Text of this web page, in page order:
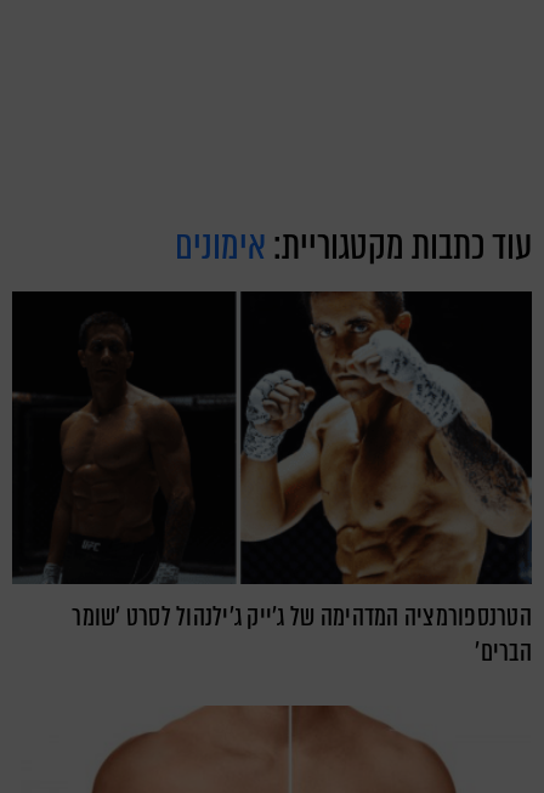
עוד כתבות מקטגוריית:אימונים
הטרנספורמציה המדהימה של ג'ייק ג'ילנהול לסרט 'שומר
הברים'